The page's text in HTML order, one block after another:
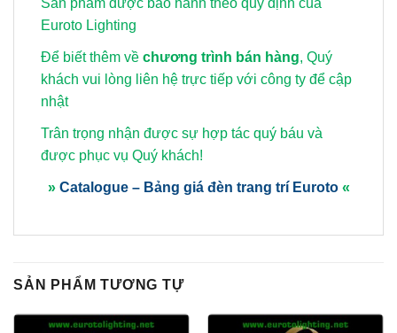
Euroto Lighting
Để biết thêm về chương trình bán hàng, Quý
khách vui lòng liên hệ trực tiếp với công ty để cập
nhật
Trân trọng nhận được sự hợp tác quý báu và
được phục vụ Quý khách!
» Catalogue – Bảng giá đèn trang trí Euroto «
SẢN PHẨM TƯƠNG TỰ